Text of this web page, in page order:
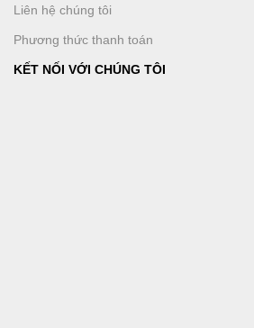
Liên hệ chúng tôi
Phương thức thanh toán
KẾT NỐI VỚI CHÚNG TÔI